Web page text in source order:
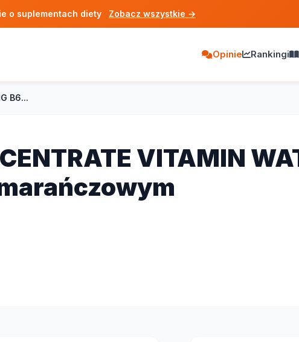
o suplementach diety Zobacz wszystkie →
Opinie Rankingi
B6...
VITAMIN